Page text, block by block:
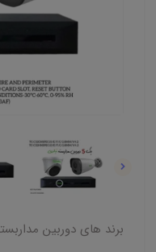
برند های دوربین